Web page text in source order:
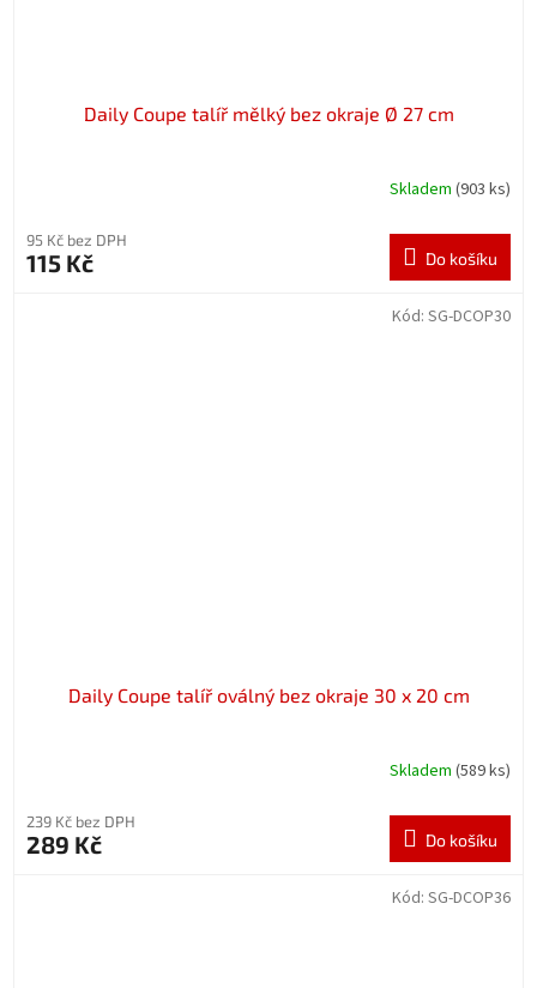
Daily Coupe talíř mělký bez okraje Ø 27 cm
Skladem (903 ks)
95 Kč bez DPH
115 Kč Do košíku
Daily Coupe talíř oválný bez okraje 30 x 20 cm
Skladem (589 ks)
239 Kč bez DPH
289 Kč Do košíku
Kód: SG-DCOP30
Kód: SG-DCOP36